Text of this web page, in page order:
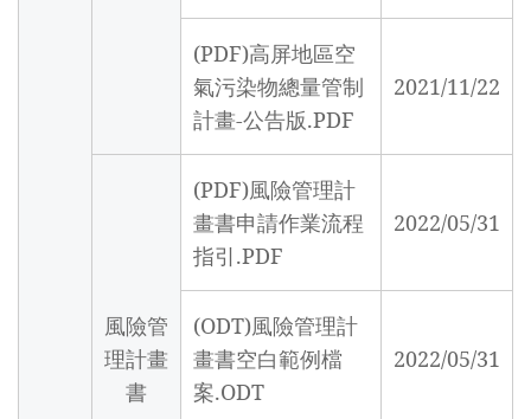
(PDF)高屏地區空
氣污染物總量管制
計畫-公告版.PDF
2021/11/22
風險管
理計畫
書
(PDF)風險管理計
畫書申請作業流程
指引.PDF
2022/05/31
(ODT)風險管理計
畫書空白範例檔
案.ODT
2022/05/31